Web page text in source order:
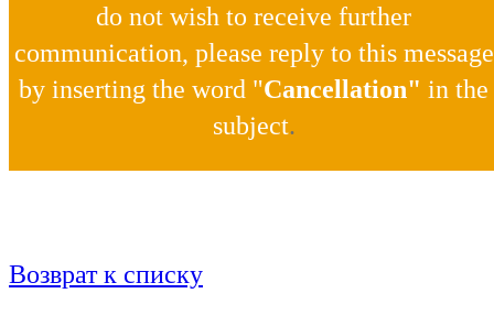
do not wish to receive further
communication, please reply to this message
by inserting the word "Cancellation" in the
subject.
Возврат к списку